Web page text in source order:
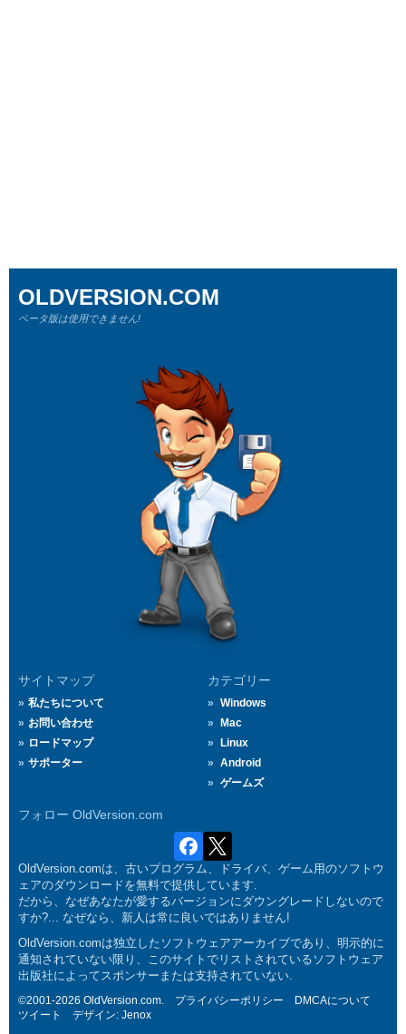
サイトマップ
私たちについて
お問い合わせ
ロードマップ
サポーター
カテゴリー
Windows
Mac
Linux
Android
ゲームズ
フォロー OldVersion.com
OLDVERSION.COM
ベータ版は使用できません!
OldVersion.comは、古いプログラム、ドライバ、ゲーム用のソフトウ
ェアのダウンロードを無料で提供しています.
だから、なぜあなたが愛するバージョンにダウングレードしないので
すか?... なぜなら、新人は常に良いではありません!
OldVersion.comは独立したソフトウェアアーカイブであり、明示的に
通知されていない限り、このサイトでリストされているソフトウェア
出版社によってスポンサーまたは支持されていない.
©2001-2026 OldVersion.com. プライバシーポリシー
DMCAについて
ツイート
デザイン: Jenox